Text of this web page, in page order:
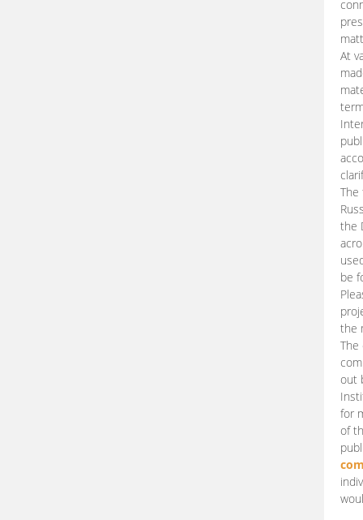
At
The
the
be
the
The
out
for
of